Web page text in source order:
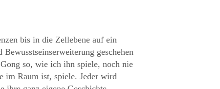
bis in die Zellebene auf ein
geschehen
so, wie ich ihn spiele, noch nie
im Raum ist, spiele. Jeder wird